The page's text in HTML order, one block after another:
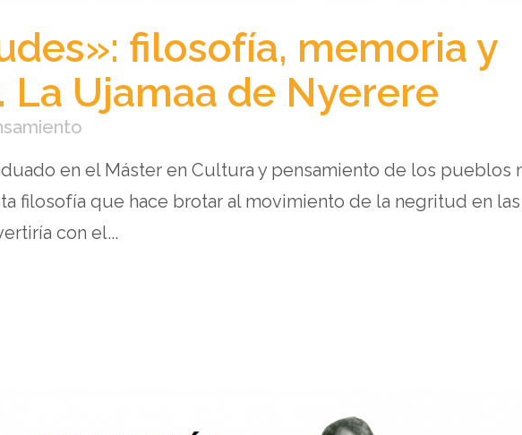
filosofía, memoria y
La Ujamaa de Nyerere
en el Máster en Cultura y pensamiento de los pueblos
filosofía que hace brotar al movimiento de la negritud en
con el...